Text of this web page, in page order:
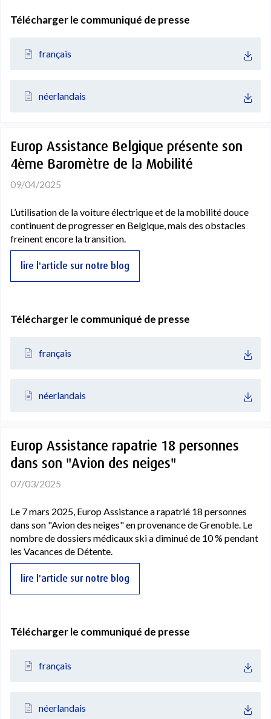
Télécharger le communiqué de presse
français
néerlandais
Europ Assistance Belgique présente son
4ème Baromètre de la Mobilité
09/04/2025
L’utilisation de la voiture électrique et de la mobilité douce
continuent de progresser en Belgique, mais des obstacles
freinent encore la transition.
lire l'article sur notre blog
Télécharger le communiqué de presse
français
néerlandais
Europ Assistance rapatrie 18 personnes
dans son "Avion des neiges"
07/03/2025
Le 7 mars 2025, Europ Assistance a rapatrié 18 personnes
dans son "Avion des neiges" en provenance de Grenoble. Le
nombre de dossiers médicaux ski a diminué de 10 % pendant
les Vacances de Détente.
lire l'article sur notre blog
Télécharger le communiqué de presse
français
néerlandais